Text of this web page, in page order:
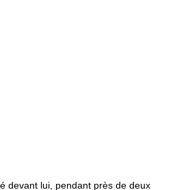
devant lui, pendant près de deux